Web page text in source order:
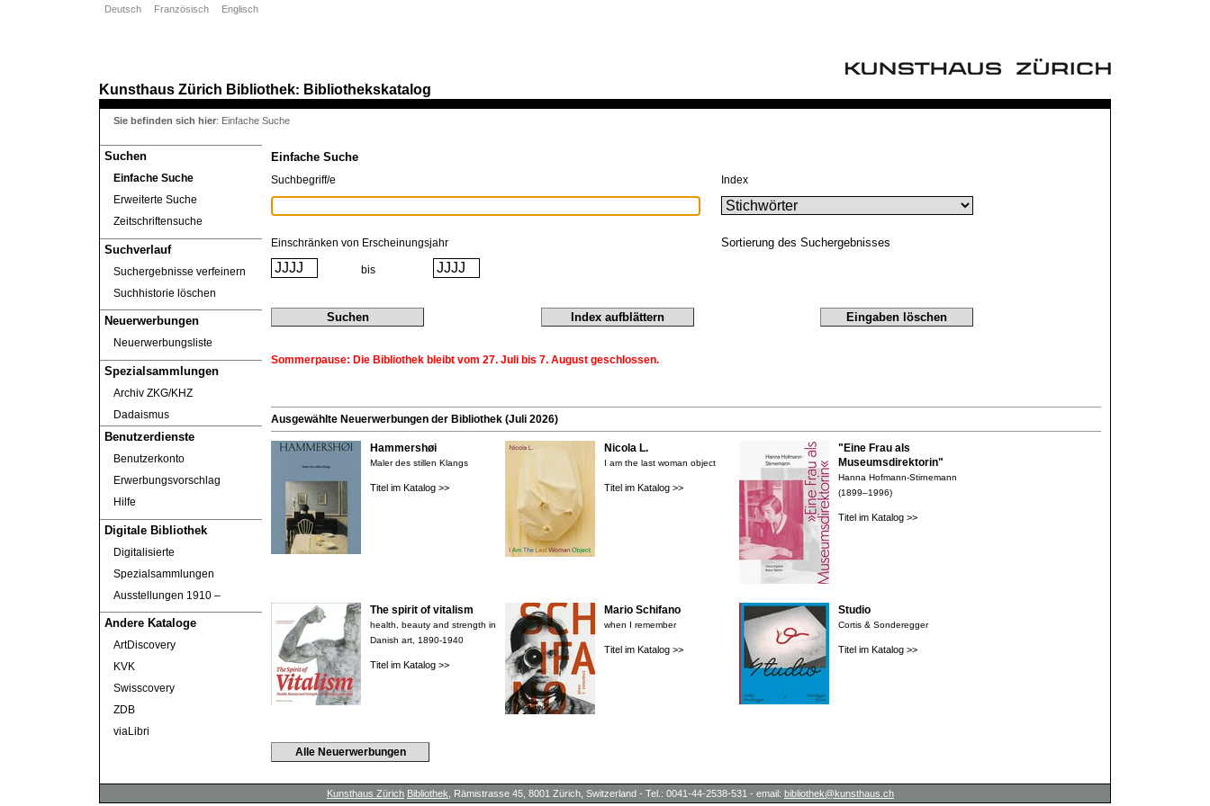
Kunsthaus Zürich Bibliothek: Bibliothekskatalog
Suchen
Einfache Suche
Erweiterte Suche
Zeitschriftensuche
Suchverlauf
Suchergebnisse verfeinern
Suchhistorie löschen
Neuerwerbungen
Neuerwerbungsliste
Spezialsammlungen
Archiv ZKG/KHZ
Dadaismus
Benutzerdienste
Benutzerkonto
Erwerbungsvorschlag
Hilfe
Digitale Bibliothek
Digitalisierte
Spezialsammlungen
Ausstellungen 1910 ‒
Andere Kataloge
ArtDiscovery
KVK
Swisscovery
ZDB
viaLibri
Deutsch Französisch Englisch
Sie befinden sich hier: Einfache Suche
Einfache Suche
Suchbegriff/e Index
Sortierung des Suchergebnisses
Einschränken von Erscheinungsjahr
bis
Sommerpause: Die Bibliothek bleibt vom 27. Juli bis 7. August geschlossen.
Ausgewählte Neuerwerbungen der Bibliothek (Juli 2026)
Hammershøi
Maler des stillen Klangs
Titel im Katalog >>
The spirit of vitalism
health, beauty and strength in
Danish art, 1890-1940
Titel im Katalog >>
Nicola L.
I am the last woman object
Titel im Katalog >>
Mario Schifano
when I remember
Titel im Katalog >>
"Eine Frau als
Museumsdirektorin"
Hanna Hofmann-Stirnemann
(1899–1996)
Titel im Katalog >>
Studio
Cortis & Sonderegger
Titel im Katalog >>
Alle Neuerwerbungen
Kunsthaus Zürich Bibliothek , Rämistrasse 45, 8001 Zürich, Switzerland - Tel.: 0041-44-2538-531 - email: bibliothek@kunsthaus.ch